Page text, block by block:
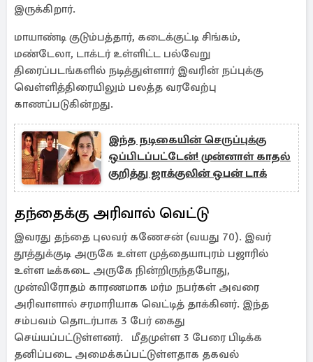
இருக்கிறார்.
மாயாண்டி குடும்பத்தார், கடைக்குட்டி சிங்கம்,
மண்டேலா, டாக்டர் உள்ளிட்ட பல்வேறு
திரைப்படங்களில் நடித்துள்ளார் இவரின் நப்புக்கு
வெள்ளித்திரையிலும் பலத்த வரவேற்பு
காணப்படுகின்றது.
இந்த நடிகையின் செருப்புக்கு
ஒப்பிடப்பட்டேன்! முன்னாள் காதல்
குறித்து ஜாக்குலின் ஒபன் டாக்
தந்தைக்கு அரிவால் வெட்டு
இவரது தந்தை புலவர் கணேசன் (வயது 70). இவர்
தூத்துக்குடி அருகே உள்ள முத்தையாபுரம் பஜாரில்
உள்ள டீக்கடை அருகே நின்றிருந்தபோது,
முன்விரோதம் காரணமாக மர்ம நபர்கள் அவரை
அரிவாளால் சரமாரியாக வெட்டித் தாக்கினர். இந்த
சம்பவம் தொடர்பாக 3 பேர் கைது
செய்யப்பட்டுள்ளனர். மீதமுள்ள 3 பேரை பிடிக்க
தனிப்படை அமைக்கப்பட்டுள்ளதாக தகவல்